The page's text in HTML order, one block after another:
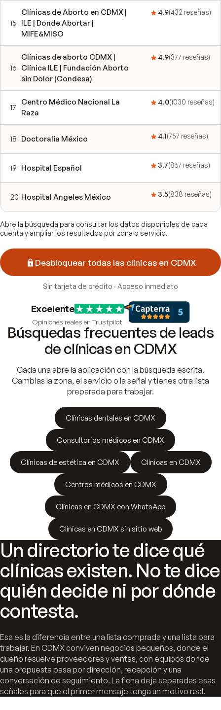
15
Clínicas de Aborto en CDMX |
ILE | Donde Abortar |
MIFE&MISO
4.9(432 reseñas)
16
Clínicas de aborto CDMX |
Clínica ILE | Fundación Aborto
sin Dolor (Condesa)
4.9(377 reseñas)
17
Centro Médico Nacional La
Raza
4.0(1030 reseñas)
18 Doctoralia México 4.1(757 reseñas)
19 Hospital Español 3.7(867 reseñas)
20 Hospital Angeles México 3.5(838 reseñas)
Abre la búsqueda para consultar los datos disponibles de cada
cuenta y ampliar los resultados por zona o servicio.
Desbloquear todas las clínicas en CDMX
Sin tarjeta de crédito · Acceso inmediato
Excelente
Opiniones reales en Trustpilot
Búsquedas frecuentes de leads
de clínicas en CDMX
Cada una abre la aplicación con la búsqueda escrita.
Cambias la zona, el servicio o la señal y tienes otra lista
preparada para trabajar.
Clínicas dentales en CDMX
Consultorios médicos en CDMX
Clínicas de estética en CDMX Clínicas en CDMX
Centros médicos en CDMX
Clínicas en CDMX con WhatsApp
Clínicas en CDMX sin sitio web
Un directorio te dice qué
clínicas existen. No te dice
quién decide ni por dónde
contesta.
Esa es la diferencia entre una lista comprada y una lista para
trabajar. En CDMX conviven negocios pequeños, donde el
dueño resuelve proveedores y ventas, con equipos donde
una propuesta pasa por dirección, recepción y una
conversación de seguimiento. La ficha deja separadas esas
señales para que el primer mensaje tenga un motivo real.